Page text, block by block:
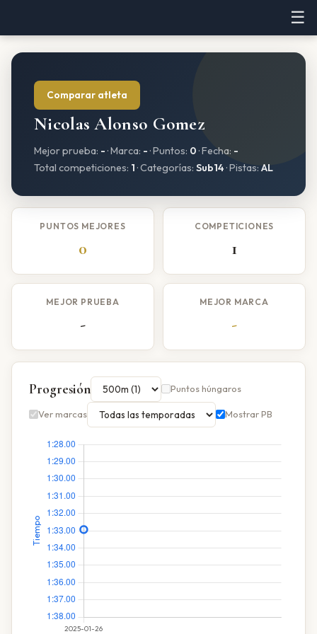
☰
Comparar atleta
Nicolas Alonso Gomez
Mejor prueba: - · Marca: - · Puntos: 0 · Fecha: -
Total competiciones: 1 · Categorías: Sub14 · Pistas: AL
PUNTOS MEJORES
0
COMPETICIONES
1
MEJOR PRUEBA
-
MEJOR MARCA
-
Progresión Puntos húngaros
Ver marcas Mostrar PB